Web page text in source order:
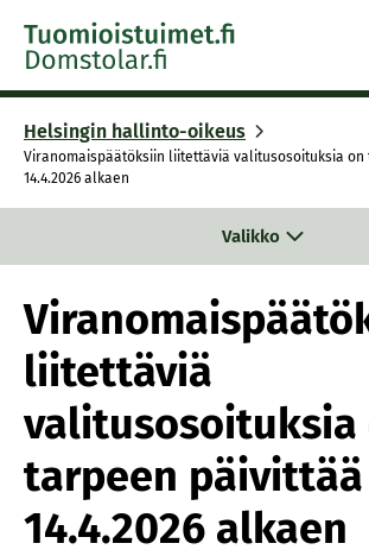
Skip to content -saavutettavuusohje
Helsingin hallinto-oikeus
Viranomaispäätöksiin liitettäviä valitusosoituksia on
14.4.2026 alkaen
Valikko
liitettäviä
valitusosoituksia
tarpeen päivittää
14.4.2026 alkaen